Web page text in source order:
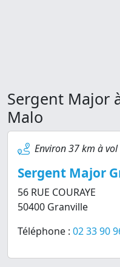
Sergent Major
Malo
Environ 37 km à
Sergent Major
56 RUE COURAYE
50400 Granville
Téléphone : 02 33 90